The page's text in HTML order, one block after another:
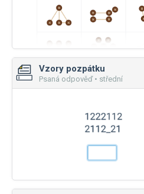
Vzory pozpátku
Psaná odpověď • střední